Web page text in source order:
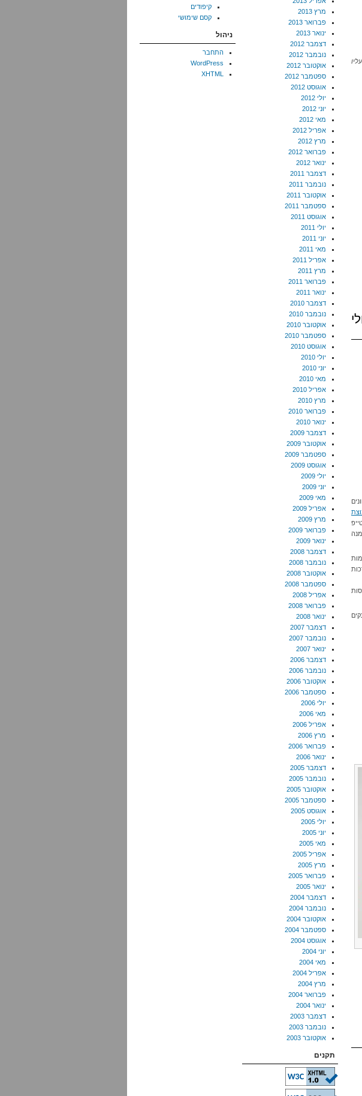
מרץ 2013
פברואר 2013
ינואר 2013
דצמבר 2012
נובמבר 2012
אוקטובר 2012
ספטמבר 2012
אוגוסט 2012
יולי 2012
יוני 2012
מאי 2012
אפריל 2012
מרץ 2012
פברואר 2012
ינואר 2012
דצמבר 2011
נובמבר 2011
אוקטובר 2011
ספטמבר 2011
אוגוסט 2011
יולי 2011
יוני 2011
מאי 2011
אפריל 2011
מרץ 2011
פברואר 2011
ינואר 2011
דצמבר 2010
נובמבר 2010
אוקטובר 2010
ספטמבר 2010
אוגוסט 2010
יולי 2010
יוני 2010
מאי 2010
אפריל 2010
מרץ 2010
פברואר 2010
ינואר 2010
דצמבר 2009
אוקטובר 2009
ספטמבר 2009
אוגוסט 2009
יולי 2009
יוני 2009
מאי 2009
אפריל 2009
מרץ 2009
פברואר 2009
ינואר 2009
דצמבר 2008
נובמבר 2008
אוקטובר 2008
ספטמבר 2008
אפריל 2008
פברואר 2008
ינואר 2008
דצמבר 2007
נובמבר 2007
ינואר 2007
דצמבר 2006
נובמבר 2006
אוקטובר 2006
ספטמבר 2006
יולי 2006
מאי 2006
אפריל 2006
מרץ 2006
פברואר 2006
ינואר 2006
דצמבר 2005
נובמבר 2005
אוקטובר 2005
ספטמבר 2005
אוגוסט 2005
יולי 2005
יוני 2005
מאי 2005
אפריל 2005
מרץ 2005
פברואר 2005
ינואר 2005
דצמבר 2004
נובמבר 2004
אוקטובר 2004
ספטמבר 2004
אוגוסט 2004
יוני 2004
מאי 2004
אפריל 2004
מרץ 2004
פברואר 2004
ינואר 2004
דצמבר 2003
נובמבר 2003
אוקטובר 2003
תקנים
קיפודים
קסם שימושי
ניהול
התחבר
WordPress
XHTML